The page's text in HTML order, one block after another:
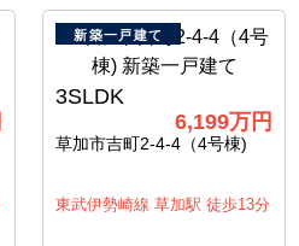
新築一戸建て
3SLDK
6,199万円
草加市吉町2-4-4（4号棟)
東武伊勢崎線 草加駅 徒歩13分